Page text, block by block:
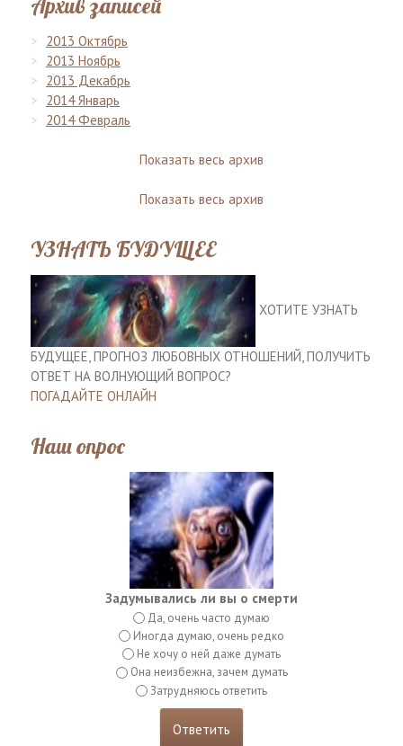
2013 Октябрь
2013 Ноябрь
2013 Декабрь
2014 Январь
2014 Февраль
Показать весь архив
Показать весь архив
УЗНАТЬ БУДУЩЕЕ
ХОТИТЕ УЗНАТЬ
БУДУЩЕЕ, ПРОГНОЗ ЛЮБОВНЫХ ОТНОШЕНИЙ, ПОЛУЧИТЬ
ОТВЕТ НА ВОЛНУЮЩИЙ ВОПРОС?
ПОГАДАЙТЕ ОНЛАЙН
Наш опрос
Задумывались ли вы о смерти
Да, очень часто думаю
Иногда думаю, очень редко
Не хочу о ней даже думать
Она неизбежна, зачем думать
Затрудняюсь ответить